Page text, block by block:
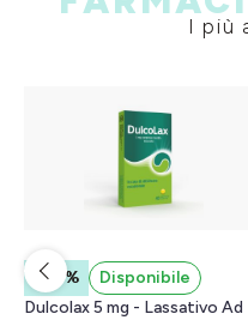
I più
-44%
Disponibile
Dulcolax 5 mg - Lassativo Ad